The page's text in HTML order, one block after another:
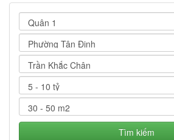
Tìm kiếm